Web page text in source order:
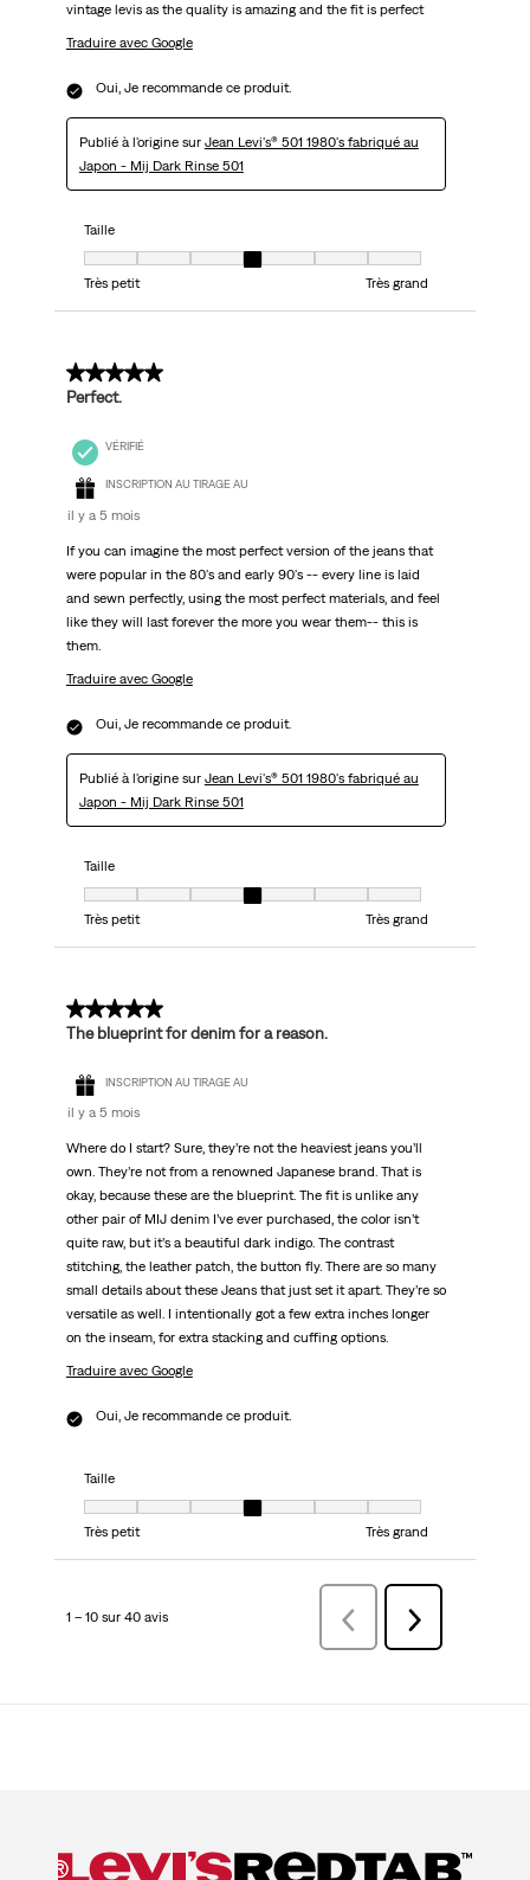
vintage levis as the quality is amazing and the fit is perfect
Traduire avec Google
Oui, Je recommande ce produit.
Publié à l'origine sur Jean Levi's® 501 1980's fabriqué au
Japon - Mij Dark Rinse 501
Taille
Taille, 4 sur 7, où 1 est égal à Très petit et 7 est égal à Très grand
Très petit
Très grand
5 sur 5 étoiles.
Perfect.
VÉRIFIÉ
INSCRIPTION AU TIRAGE AU
il y a 5 mois
If you can imagine the most perfect version of the jeans that
were popular in the 80's and early 90's -- every line is laid
and sewn perfectly, using the most perfect materials, and feel
like they will last forever the more you wear them-- this is
them.
Traduire avec Google
Oui, Je recommande ce produit.
Publié à l'origine sur Jean Levi's® 501 1980's fabriqué au
Japon - Mij Dark Rinse 501
Taille
Taille, 4 sur 7, où 1 est égal à Très petit et 7 est égal à Très grand
Très petit
Très grand
5 sur 5 étoiles.
The blueprint for denim for a reason.
INSCRIPTION AU TIRAGE AU
il y a 5 mois
Where do I start? Sure, they’re not the heaviest jeans you’ll
own. They’re not from a renowned Japanese brand. That is
okay, because these are the blueprint. The fit is unlike any
other pair of MIJ denim I’ve ever purchased, the color isn’t
quite raw, but it’s a beautiful dark indigo. The contrast
stitching, the leather patch, the button fly. There are so many
small details about these Jeans that just set it apart. They’re so
versatile as well. I intentionally got a few extra inches longer
on the inseam, for extra stacking and cuffing options.
Traduire avec Google
Oui, Je recommande ce produit.
Taille
Taille, 4 sur 7, où 1 est égal à Très petit et 7 est égal à Très grand
Très petit
Très grand
1 – 10 sur 40 avis PrécédentavisSuivant
avis